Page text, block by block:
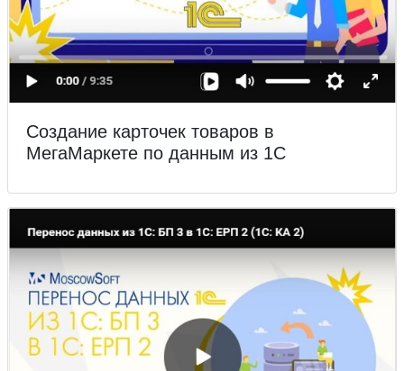
Создание карточек товаров в
МегаМаркете по данным из 1С